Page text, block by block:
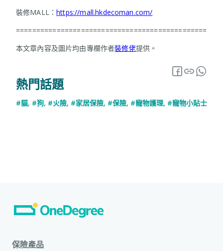
裝修MALL：https://mall.hkdecoman.com/
===============================================
本文章內容及圖片均由專欄作者裝修佬提供。
熱門話題
#貓, #狗, #火險, #家居保險, #保險, #寵物護理, #寵物小貼士
保險產品